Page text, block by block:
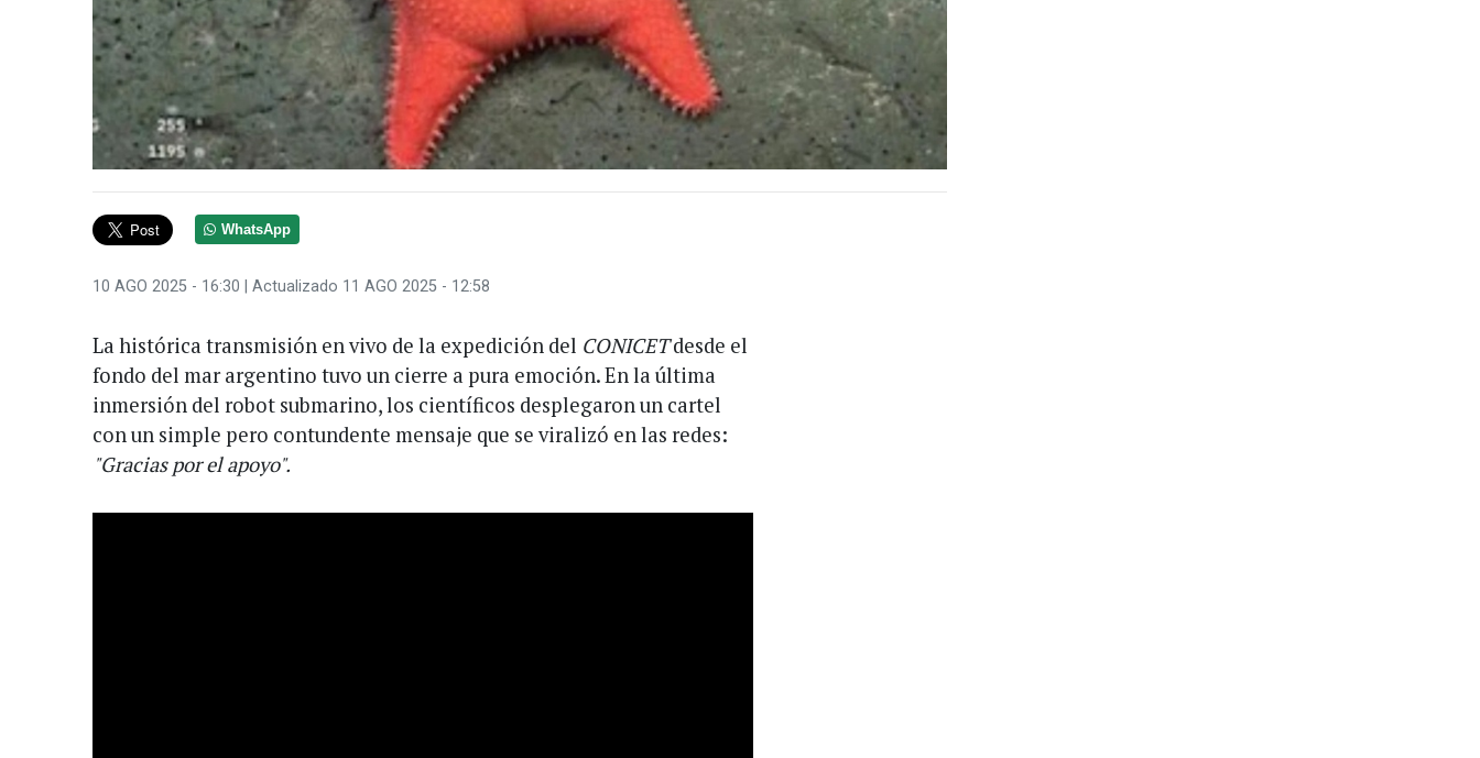
WhatsApp
10 AGO 2025 - 16:30 | Actualizado 11 AGO 2025 - 12:58
La histórica transmisión en vivo de la expedición del CONICETdesde el
fondo del mar argentino tuvo un cierre a pura emoción. En la última
inmersión del robot submarino, los científicos desplegaron un cartel
con un simple pero contundente mensaje que se viralizó en las redes:
"Gracias por el apoyo".